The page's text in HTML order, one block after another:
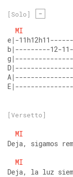
[Solo] -
MI
e|-
b|---------12-
[Versetto]
MI
Deja, sigamos
MI
Deja, la luz